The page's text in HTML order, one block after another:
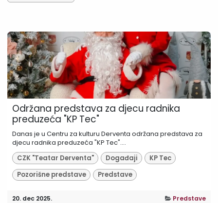
Održana predstava za djecu radnika
preduzeća "KP Tec"
Danas je u Centru za kulturu Derventa održana predstava za
djecu radnika preduzeća "KP Tec"....
CZK "Teatar Derventa"
Događaji
KP Tec
Pozorišne predstave
Predstave
20. dec 2025. Predstave